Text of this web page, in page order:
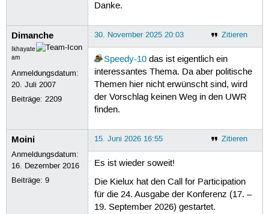
Danke.
Dimanche
Ikhayate
am
Anmeldungsdatum:
20. Juli 2007
Beiträge:2209
Zitieren
30. November 2025 20:03
Speedy-10das ist eigentlich ein
interessantes Thema. Da aber politische
Themen hier nicht erwünscht sind, wird
der Vorschlag keinen Weg in den UWR
finden.
Moini
Anmeldungsdatum:
16. Dezember 2016
Beiträge:9
Zitieren
15. Juni 2026 16:55
Es ist wieder soweit!
Die Kielux hat den Call for Participation
für die 24. Ausgabe der Konferenz (17. –
19. September 2026) gestartet.